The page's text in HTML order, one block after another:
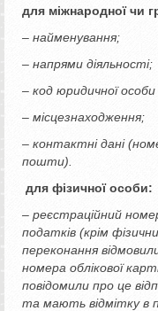
для міжнародної чи
– найменування;
– напрями діяльності;
– код юридичної
– місцезнаходження;
– контактні дані
пошти).
для фізичної особи:
– реєстраційний
податків (крім
переконання
номера облікової
повідомили про це
та мають відмітку в